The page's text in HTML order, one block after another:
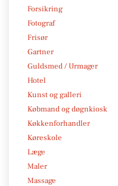
Forsikring
Fotograf
Frisør
Gartner
Guldsmed / Urmager
Hotel
Kunst og galleri
Købmand og døgnkiosk
Køkkenforhandler
Køreskole
Læge
Maler
Massage